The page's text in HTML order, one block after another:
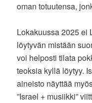
oman totuutensa,
Lokakuussa 2025
löytyvän mistään
voi helposti tilata
teoksia kyllä löytyy.
aineisto näyttää
”Israel + musiikki”